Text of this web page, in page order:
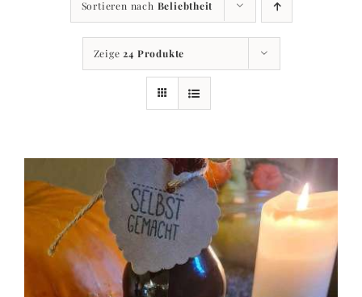
Restaurant
Anfahrt + Kontakt
Sortieren nach Beliebtheit
Zeige 24 Produkte